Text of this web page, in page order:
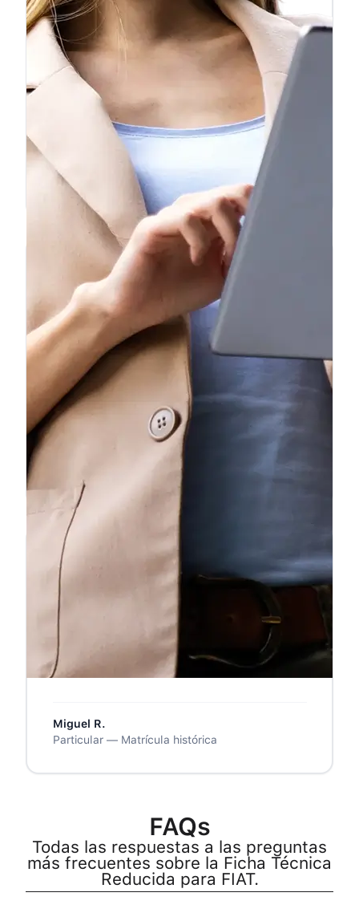
❝Importé un Audi desde Alemania y
necesitaba la ficha reducida para
matricularlo. La pedí un martes a las 10h
y a las 10:47 ya la tenía en mi correo.
Ahorré semanas comparado con la
gestoría.❞
Carlos F.
Particular — Importación de vehículo
Llevamos 6 meses usando Ficha
Express para nuestro taller. Hacemos
unas 15 fichas al mes y el servicio es
impecable. Los precios son los mejores
del mercado y el soporte por WhatsApp
es inmediato.
Taller Mecánico — Madrid
Pedí el servicio ordinario y tardó unas 5
horas, esperaba algo menos. Pero la
ficha llegó perfecta, firmada y lista para
la ITV. Para la próxima pediré el express.
❞
Miguel R.
Particular — Matrícula histórica
FAQs
Todas las respuestas a las preguntas
más frecuentes sobre la Ficha Técnica
Reducida para FIAT.